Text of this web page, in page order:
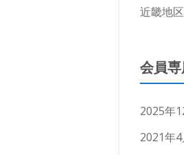
近畿地
会員
2025年
2021年4